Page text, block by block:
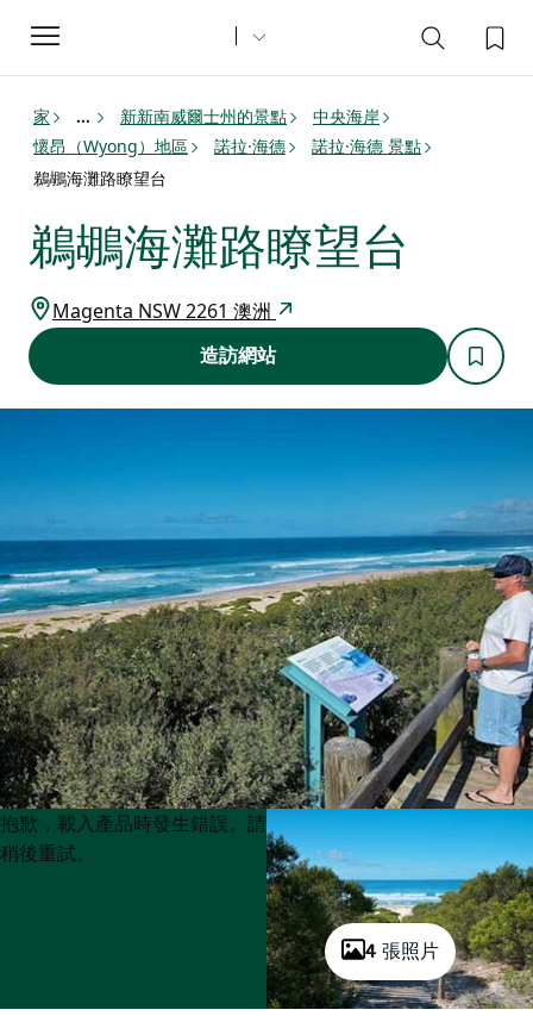
Toggle
navigation
家 ... 新新南威爾士州的景點
中央海岸
懷昂（Wyong）地區
諾拉·海德
諾拉·海德 景點
鵜鶘海灘路瞭望台
鵜鶘海灘路瞭望台
Magenta NSW 2261 澳洲
造訪網站
4 張照片
Product
List
Product
List
抱歉，載入產品時發生錯誤。請
稍後重試。